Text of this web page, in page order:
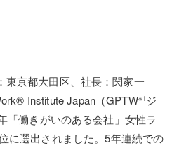
東京都大田区、社長：関家一
Institute Japan（GPTW※1ジ
「働きがいのある会社」女性ラ
に選出されました。5年連続での